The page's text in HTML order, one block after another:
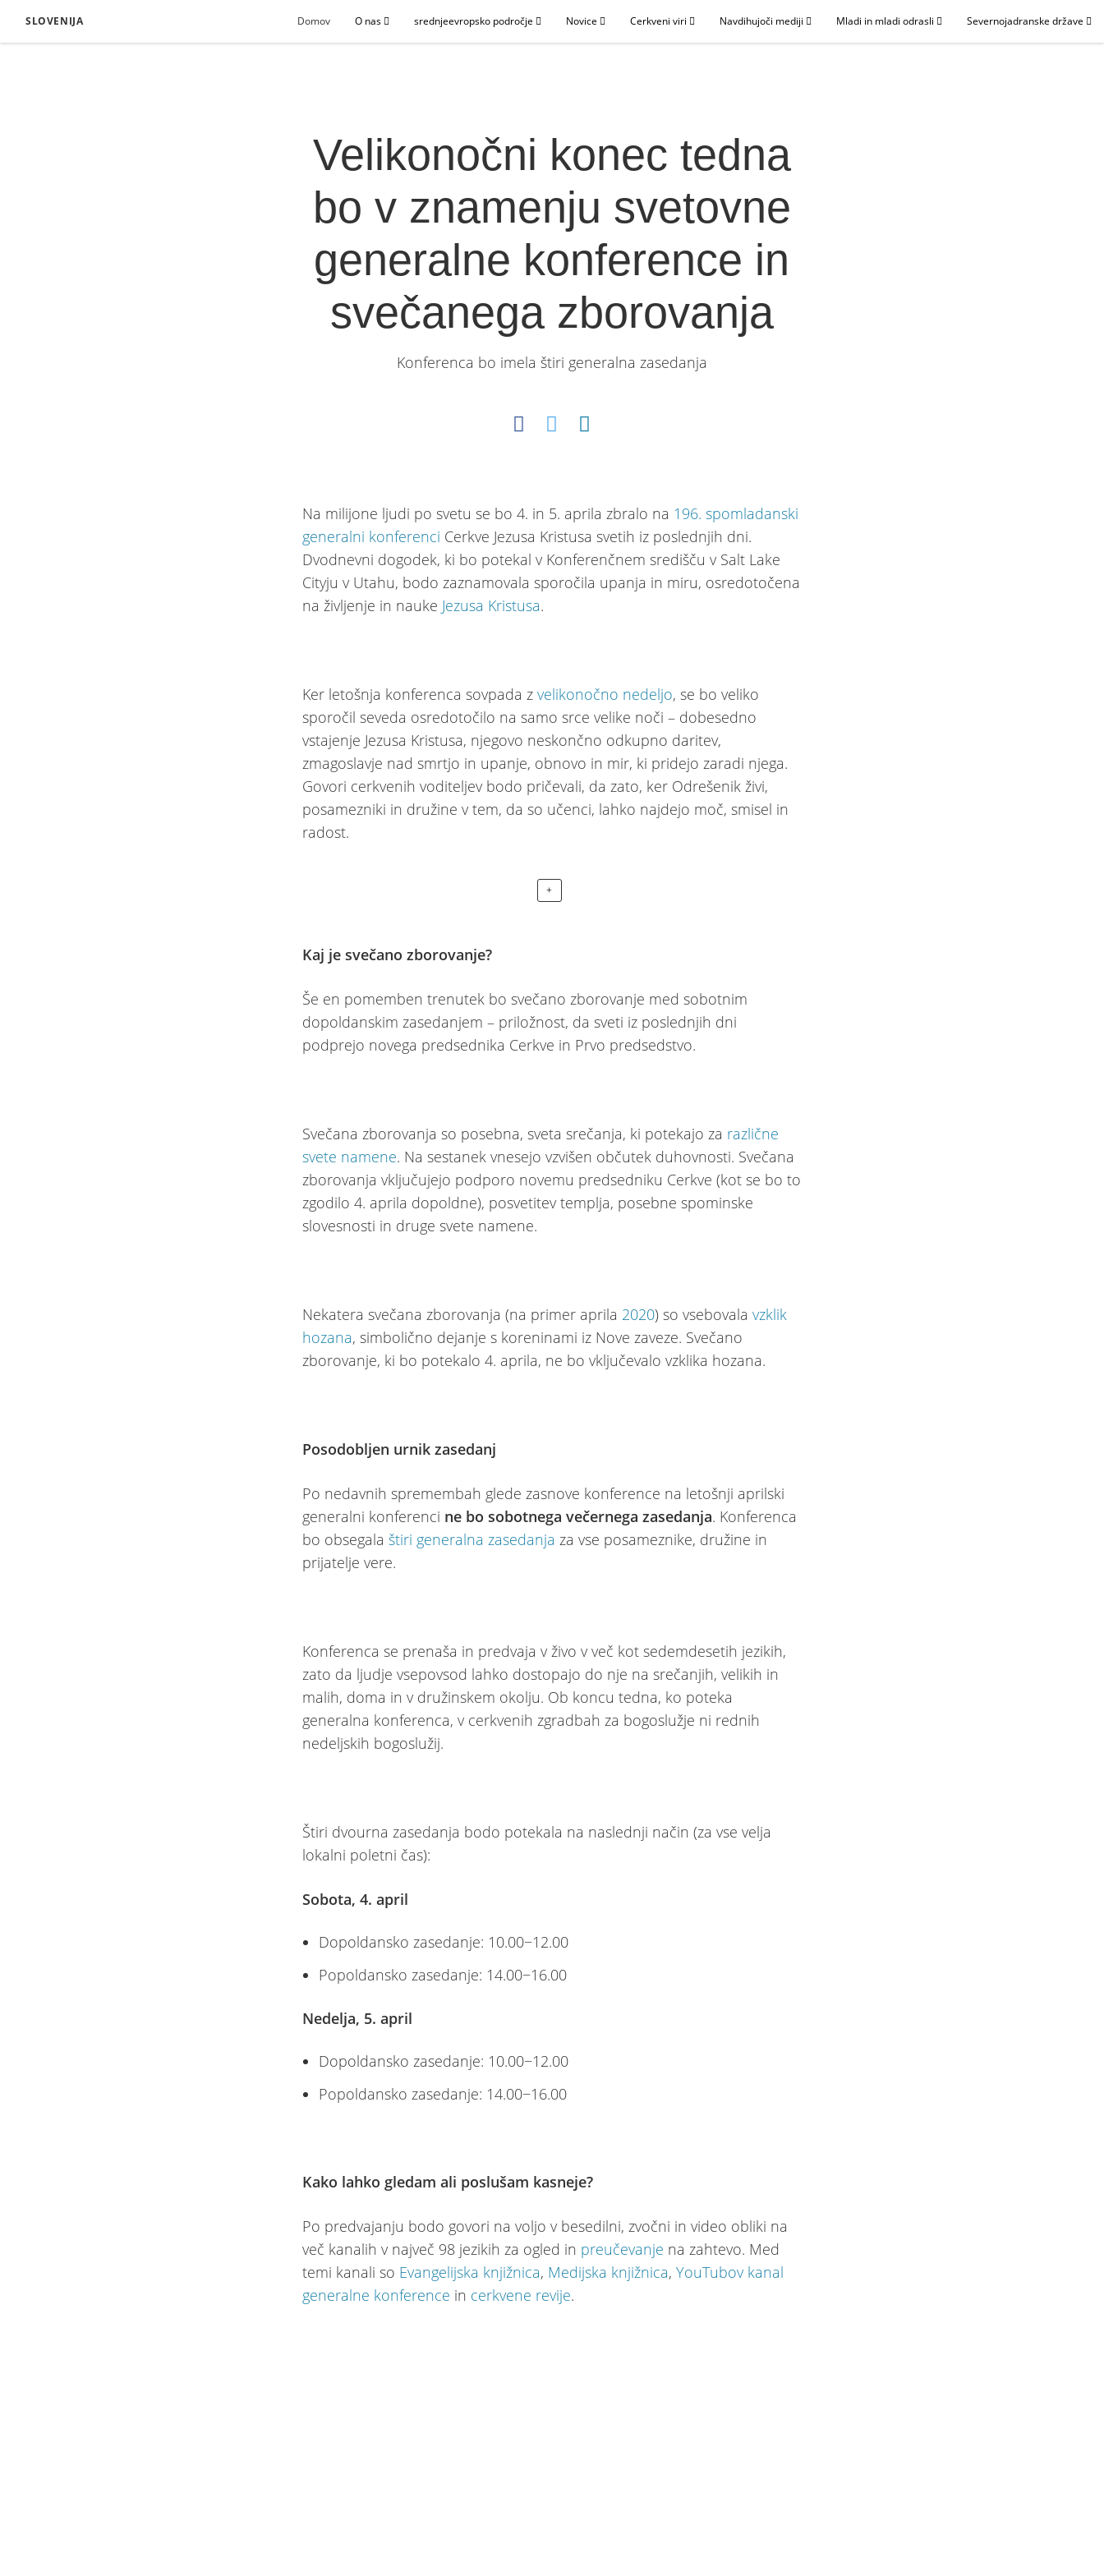
SLOVENIJA Domov O nas srednjeevropsko področje Novice Cerkveni viri Navdihujoči mediji Mladi in mladi odrasli Severnojadranske države
Velikonočni konec tedna
bo v znamenju svetovne
generalne konference in
svečanega zborovanja
Konferenca bo imela štiri generalna zasedanja
Na milijone ljudi po svetu se bo 4. in 5. aprila zbralo na 196. spomladanski
generalni konferenci Cerkve Jezusa Kristusa svetih iz poslednjih dni.
Dvodnevni dogodek, ki bo potekal v Konferenčnem središču v Salt Lake
Cityju v Utahu, bodo zaznamovala sporočila upanja in miru, osredotočena
na življenje in nauke Jezusa Kristusa.
Ker letošnja konferenca sovpada zvelikonočno nedeljo, se bo veliko
sporočil seveda osredotočilo na samo srce velike noči – dobesedno
vstajenje Jezusa Kristusa, njegovo neskončno odkupno daritev,
zmagoslavje nad smrtjo in upanje, obnovo in mir, ki pridejo zaradi njega.
Govori cerkvenih voditeljev bodo pričevali, da zato, ker Odrešenik živi,
posamezniki in družine v tem, da so učenci, lahko najdejo moč, smisel in
radost.
+
Kaj je svečano zborovanje?
Še en pomemben trenutek bo svečano zborovanje med sobotnim
dopoldanskim zasedanjem – priložnost, da sveti iz poslednjih dni
podprejo novega predsednika Cerkve in Prvo predsedstvo.
Svečana zborovanja so posebna, sveta srečanja, ki potekajo za različne
svete namene. Na sestanek vnesejo vzvišen občutek duhovnosti. Svečana
zborovanja vključujejo podporo novemu predsedniku Cerkve (kot se bo to
zgodilo 4. aprila dopoldne), posvetitev templja, posebne spominske
slovesnosti in druge svete namene.
Nekatera svečana zborovanja (na primer aprila 2020) so vsebovalavzklik
hozana, simbolično dejanje s koreninami iz Nove zaveze. Svečano
zborovanje, ki bo potekalo 4. aprila, ne bo vključevalo vzklika hozana.
Posodobljen urnik zasedanj
Po nedavnih spremembah glede zasnove konference na letošnji aprilski
generalni konferenci ne bo sobotnega večernega zasedanja. Konferenca
bo obsegalaštiri generalna zasedanja za vse posameznike, družine in
prijatelje vere.
Konferenca se prenaša in predvaja v živo v več kot sedemdesetih jezikih,
zato da ljudje vsepovsod lahko dostopajo do nje na srečanjih, velikih in
malih, doma in v družinskem okolju. Ob koncu tedna, ko poteka
generalna konferenca, v cerkvenih zgradbah za bogoslužje ni rednih
nedeljskih bogoslužij.
Štiri dvourna zasedanja bodo potekala na naslednji način (za vse velja
lokalni poletni čas):
Sobota, 4. april
Dopoldansko zasedanje: 10.00−12.00
Popoldansko zasedanje: 14.00−16.00
Nedelja, 5. april
Dopoldansko zasedanje: 10.00−12.00
Popoldansko zasedanje: 14.00−16.00
Kako lahko gledam ali poslušam kasneje?
Po predvajanju bodo govori na voljo v besedilni, zvočni in video obliki na
več kanalih v največ 98 jezikih za ogled in preučevanje na zahtevo. Med
temi kanali so Evangelijska knjižnica, Medijska knjižnica,YouTubov kanal
generalne konference in cerkvene revije.